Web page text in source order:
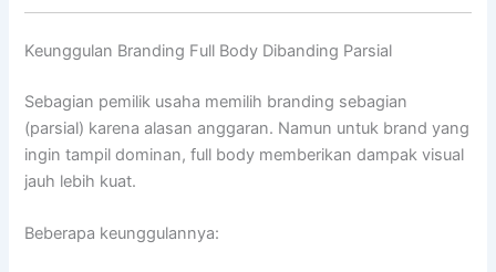
Keunggulan Branding Full Body Dibanding Parsial
Sebagian pemilik usaha memilih branding sebagian
(parsial) karena alasan anggaran. Namun untuk brand yang
ingin tampil dominan, full body memberikan dampak visual
jauh lebih kuat.
Beberapa keunggulannya: